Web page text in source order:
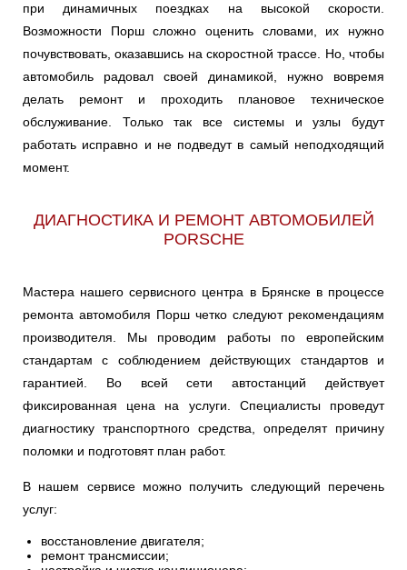
при динамичных поездках на высокой скорости.
Возможности Порш сложно оценить словами, их нужно
почувствовать, оказавшись на скоростной трассе. Но, чтобы
автомобиль радовал своей динамикой, нужно вовремя
делать ремонт и проходить плановое техническое
обслуживание. Только так все системы и узлы будут
работать исправно и не подведут в самый неподходящий
момент.
ДИАГНОСТИКА И РЕМОНТ АВТОМОБИЛЕЙ
PORSCHE
Мастера нашего сервисного центра в Брянске в процессе
ремонта автомобиля Порш четко следуют рекомендациям
производителя. Мы проводим работы по европейским
стандартам с соблюдением действующих стандартов и
гарантией. Во всей сети автостанций действует
фиксированная цена на услуги. Специалисты проведут
диагностику транспортного средства, определят причину
поломки и подготовят план работ.
В нашем сервисе можно получить следующий перечень
услуг:
восстановление двигателя;
ремонт трансмиссии;